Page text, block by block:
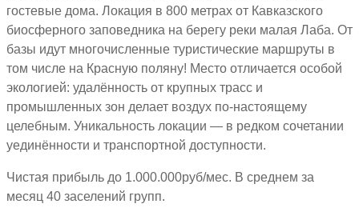
гостевые дома. Локация в 800 метрах от Кавказского
биосферного заповедника на берегу реки малая Лаба. От
базы идут многочисленные туристические маршруты в
том числе на Красную поляну! Место отличается особой
экологией: удалённость от крупных трасс и
промышленных зон делает воздух по-настоящему
целебным. Уникальность локации — в редком сочетании
уединённости и транспортной доступности.
Чистая прибыль до 1.000.000руб/мес. В среднем за
месяц 40 заселений групп.